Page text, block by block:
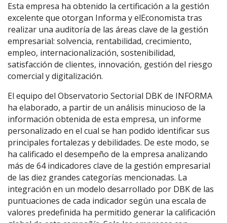
Esta empresa ha obtenido la certificación a la gestión
excelente que otorgan Informa y elEconomista tras
realizar una auditoría de las áreas clave de la gestión
empresarial: solvencia, rentabilidad, crecimiento,
empleo, internacionalización, sostenibilidad,
satisfacción de clientes, innovación, gestión del riesgo
comercial y digitalización.
El equipo del Observatorio Sectorial DBK de INFORMA
ha elaborado, a partir de un análisis minucioso de la
información obtenida de esta empresa, un informe
personalizado en el cual se han podido identificar sus
principales fortalezas y debilidades. De este modo, se
ha calificado el desempeño de la empresa analizando
más de 64 indicadores clave de la gestión empresarial
de las diez grandes categorías mencionadas. La
integración en un modelo desarrollado por DBK de las
puntuaciones de cada indicador según una escala de
valores predefinida ha permitido generar la calificación